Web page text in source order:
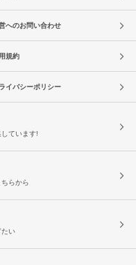
へのお問い合わせ
規約
イバシーポリシー
ています!
らから
たい